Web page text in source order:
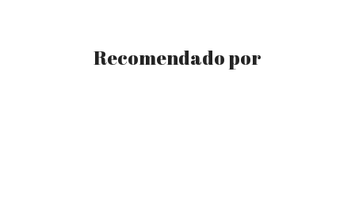
Recomendado por